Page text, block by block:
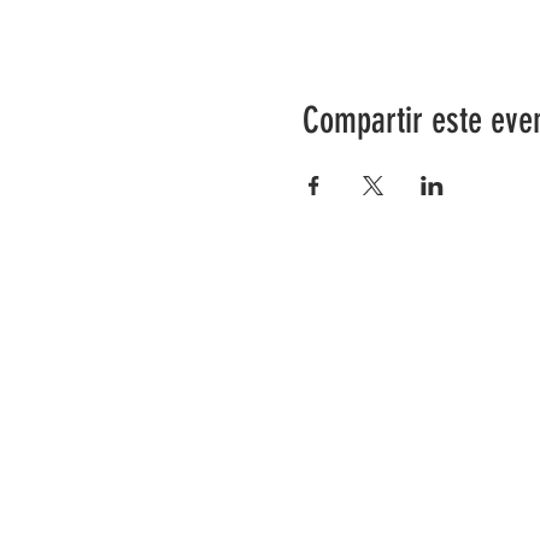
Compartir este